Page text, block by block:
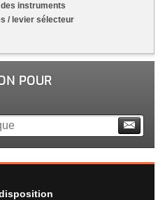
instruments
/ levier sélecteur
POUR